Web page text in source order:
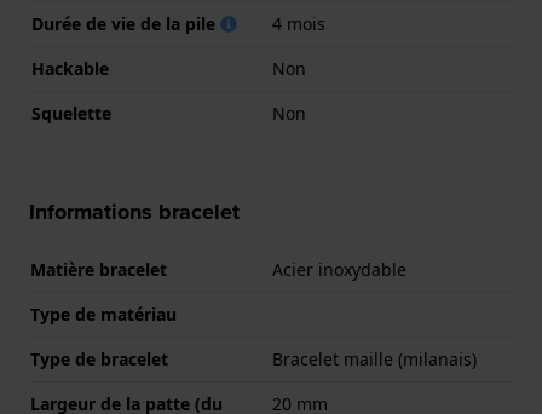
Durée de vie de la pile
4 mois
Hackable
Non
Squelette
Non
Informations bracelet
Matière bracelet
Acier inoxydable
Type de matériau
Type de bracelet
Bracelet maille (milanais)
Largeur de la patte (du
20 mm